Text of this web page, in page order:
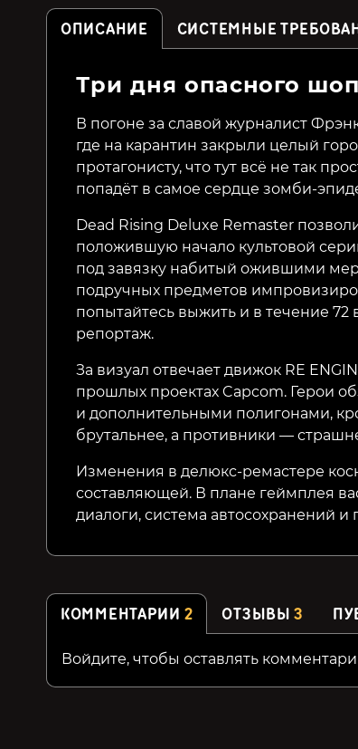
Guns, Gore & Cannoli 2
10%
Walking Dead
49₽ 87%
ОПИСАНИЕ СИСТЕМНЫЕ
Три дня опасного
В погоне за славой журналист
где на карантин закрыли целый
протагонисту, что тут всё не так
попадёт в самое сердце зомби-
Dead Rising Deluxe Remaster
положившую начало культовой
под завязку набитый ожившими
подручных предметов
попытайтесь выжить и в течение 72
репортаж.
За визуал отвечает движок RE
прошлых проектах Capcom. Герои
и дополнительными полигонами,
брутальнее, а противники —
Изменения в делюкс-ремастере
составляющей. В плане геймплея
диалоги, система автосохранений
КОММЕНТАРИИ 2 ОТЗЫВЫ3
Войдите, чтобы оставлять